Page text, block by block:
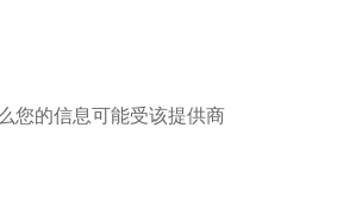
您的信息可能受该提供商